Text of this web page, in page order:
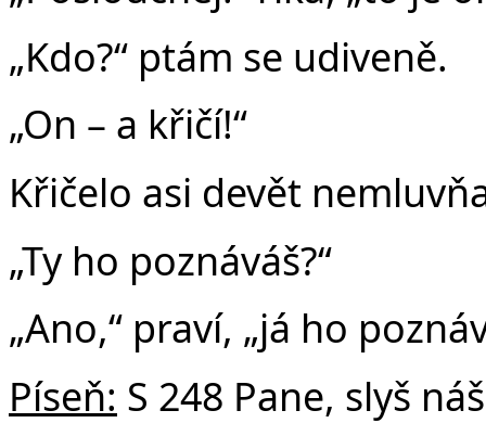
„Kdo?“ ptám se udiveně.
„On – a křičí!“
Křičelo asi devět
„Ty ho poznáváš?“
„Ano,“ praví, „já ho
Píseň: S 248 Pane, slyš